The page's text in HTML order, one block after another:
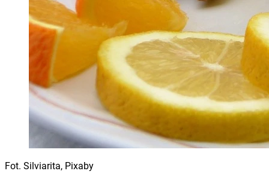
Fot. Silviarita, Pixaby